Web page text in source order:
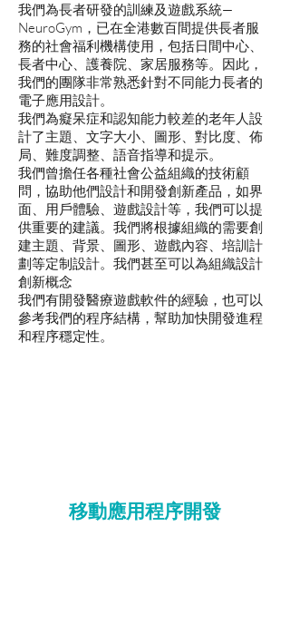
我們為長者研發的訓練及遊戲系統—
NeuroGym，已在全港數百間提供長者服
務的社會福利機構使用，包括日間中心、
長者中心、護養院、家居服務等。因此，
我們的團隊非常熟悉針對不同能力長者的
電子應用設計。
我們為癡呆症和認知能力較差的老年人設
計了主題、文字大小、圖形、對比度、佈
局、難度調整、語音指導和提示。
我們曾擔任各種社會公益組織的技術顧
問，協助他們設計和開發創新產品，如界
面、用戶體驗、遊戲設計等，我們可以提
供重要的建議。我們將根據組織的需要創
建主題、背景、圖形、遊戲內容、培訓計
劃等定制設計。我們甚至可以為組織設計
創新概念
我們有開發醫療遊戲軟件的經驗，也可以
參考我們的程序結構，幫助加快開發進程
和程序穩定性。
移動應用程序開發